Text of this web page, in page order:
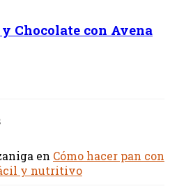
Chocolate con Avena
en Cómo hacer pan con
y nutritivo